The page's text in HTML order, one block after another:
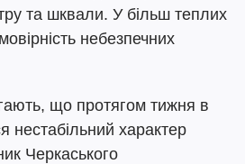
та шквали. У більш теплих
небезпечних
що протягом тижня в
нестабільний характер
Черкаського